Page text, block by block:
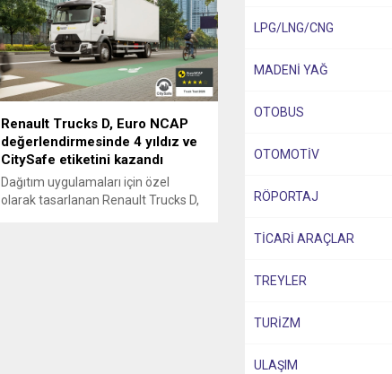
Renault Trucks D, Euro NCAP
değerlendirmesinde 4 yıldız ve
CitySafe etiketini kazandı
Dağıtım uygulamaları için özel
olarak tasarlanan Renault Trucks D,
LPG/LNG/CNG
MADENİ YAĞ
OTOBUS
OTOMOTİV
RÖPORTAJ
TİCARİ ARAÇLAR
TREYLER
TURİZM
ULAŞIM